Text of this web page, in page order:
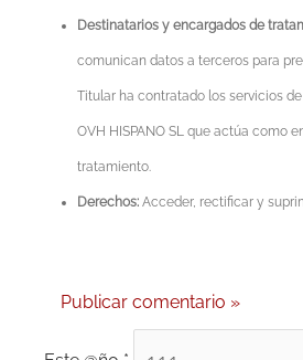
Destinatarios y encargados de
comunican datos a terceros para
Titular ha contratado los servicios
OVH HISPANO SL que actúa como
tratamiento.
Derechos: Acceder, rectificar y